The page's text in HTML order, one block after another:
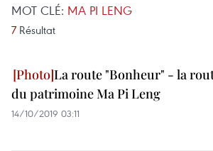
MOT CLÉ: MA PI LENG
7 Résultat
La route "Bonheur" - la
du patrimoine Ma Pi Leng
14/10/2019 03:11